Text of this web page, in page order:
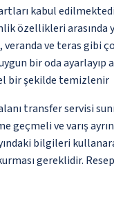
kabul
özellikleri arasında
ve teras gibi
bir oda
bir şekilde temizlenir
transfer servisi
ve varış
bilgileri
gereklidir.